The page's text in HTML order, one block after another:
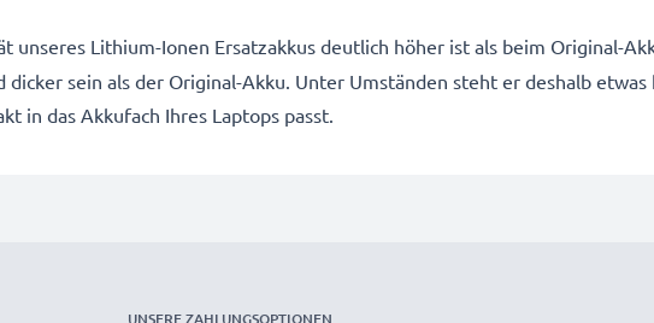
unseres Lithium-Ionen Ersatzakkus deutlich höher ist als beim Original-
dicker sein als der Original-Akku. Unter Umständen steht er deshalb
in das Akkufach Ihres Laptops passt.
UNSERE ZAHLUNGSOPTIONEN